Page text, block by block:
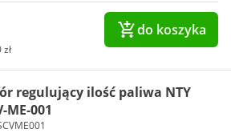
do koszyka
regulujący ilość paliwa NTY
ME-001